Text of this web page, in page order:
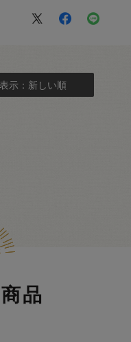
表示：新しい順
品